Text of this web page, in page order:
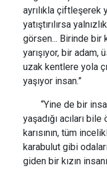
ayrılıkla çiftleşerek
yatıştırılırsa
görsen... Birinde bir
yarışıyor, bir adam,
uzak kentlere yola
yaşıyor insan.”
“Yine de bir
yaşadığı acıları
karısının, tüm
karabulut gibi
giden bir kızın